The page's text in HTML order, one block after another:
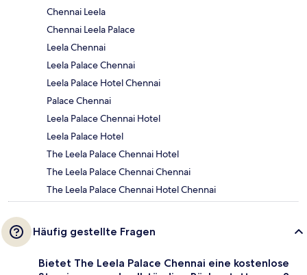
Chennai Leela
Chennai Leela Palace
Leela Chennai
Leela Palace Chennai
Leela Palace Hotel Chennai
Palace Chennai
Leela Palace Chennai Hotel
Leela Palace Hotel
The Leela Palace Chennai Hotel
The Leela Palace Chennai Chennai
The Leela Palace Chennai Hotel Chennai
Häufig gestellte Fragen
Bietet The Leela Palace Chennai eine kostenlose